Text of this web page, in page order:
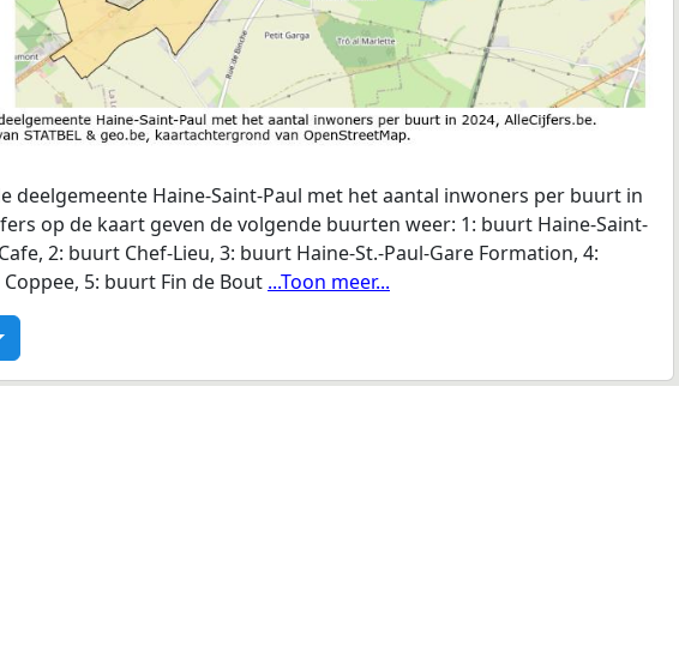
deelgemeente Haine-Saint-Paul met het aantal inwoners per buurt in
op de kaart geven de volgende buurten weer: 1: buurt Haine-Saint-
2: buurt Chef-Lieu, 3: buurt Haine-St.-Paul-Gare Formation, 4:
5: buurt Fin de Bout ...Toon meer...